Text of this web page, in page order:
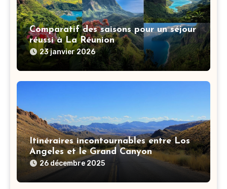
Comparatif des saisons pour un séjour
réussi à La Réunion
23 janvier 2026
Itinéraires incontournables entre Los
Angeles et le Grand Canyon
26 décembre 2025